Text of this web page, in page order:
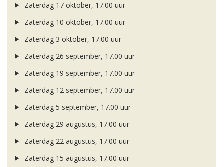
Zaterdag 17 oktober, 17.00 uur
Zaterdag 10 oktober, 17.00 uur
Zaterdag 3 oktober, 17.00 uur
Zaterdag 26 september, 17.00 uur
Zaterdag 19 september, 17.00 uur
Zaterdag 12 september, 17.00 uur
Zaterdag 5 september, 17.00 uur
Zaterdag 29 augustus, 17.00 uur
Zaterdag 22 augustus, 17.00 uur
Zaterdag 15 augustus, 17.00 uur